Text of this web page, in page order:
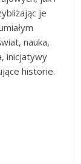
je
nauka,
inicjatywy
historie.